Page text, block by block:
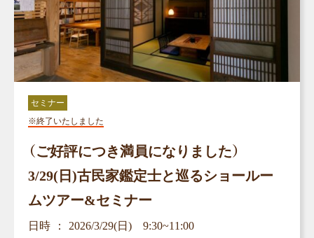
セミナー
※終了いたしました
（ご好評につき満員になりました）
3/29(日)古民家鑑定士と巡るショールー
ムツアー&セミナー
日時
2026/3/29(日) 9:30~11:00